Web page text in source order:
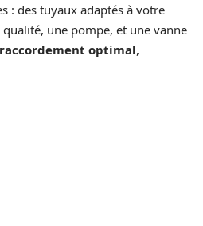
: des tuyaux adaptés à votre
une pompe, et une vanne
raccordement optimal,